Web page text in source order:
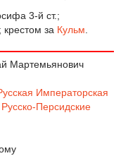
3-й ст.;
за Кульм
Мартемьянович
Императорская
Русско-Персидские